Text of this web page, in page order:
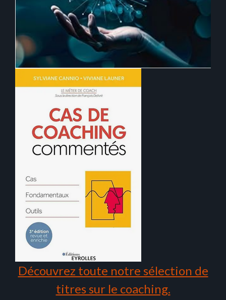
Découvrez toute notre sélection de
titres sur le coaching.